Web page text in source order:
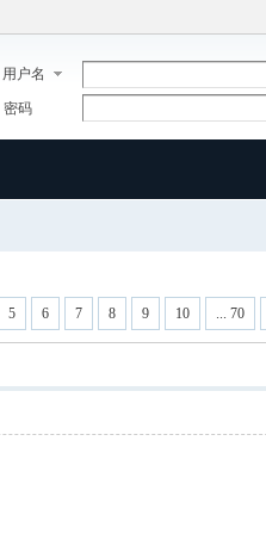
用户名
密码
5 6 7 8 9 10 ... 70